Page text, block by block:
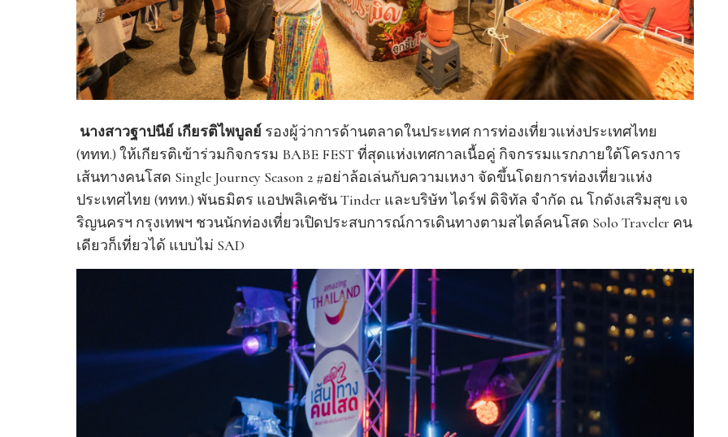
นางสาวฐาปนีย์ เกียรติไพบูลย์ รองผู้ว่าการด้านตลาดในประเทศ การท่องเที่ยวแห่งประเทศไทย
(ททท.) ให้เกียรติเข้าร่วมกิจกรรม BABE FEST ที่สุดแห่งเทศกาลเนื้อคู่ กิจกรรมแรกภายใต้โครงการ
เส้นทางคนโสด Single Journey Season 2 #อย่าล้อเล่นกับความเหงา จัดขึ้นโดยการท่องเที่ยวแห่ง
ประเทศไทย (ททท.) พันธมิตร แอปพลิเคชัน Tinder และบริษัท ไดร์ฟ ดิจิทัล จำกัด ณ โกดังเสริมสุข เจ
ริญนครฯ กรุงเทพฯ ชวนนักท่องเที่ยวเปิดประสบการณ์การเดินทางตามสไตล์คนโสด Solo Traveler คน
เดียวก็เที่ยวได้ แบบไม่ SAD